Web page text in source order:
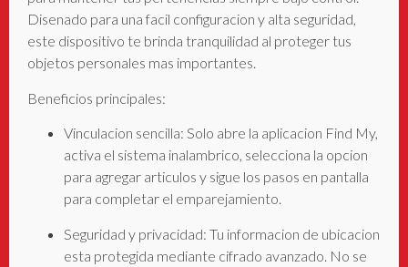
Disenado para una facil configuracion y alta seguridad,
este dispositivo te brinda tranquilidad al proteger tus
objetos personales mas importantes.
Beneficios principales:
Vinculacion sencilla: Solo abre la aplicacion Find My,
activa el sistema inalambrico, selecciona la opcion
para agregar articulos y sigue los pasos en pantalla
para completar el emparejamiento.
Seguridad y privacidad: Tu informacion de ubicacion
esta protegida mediante cifrado avanzado. No se